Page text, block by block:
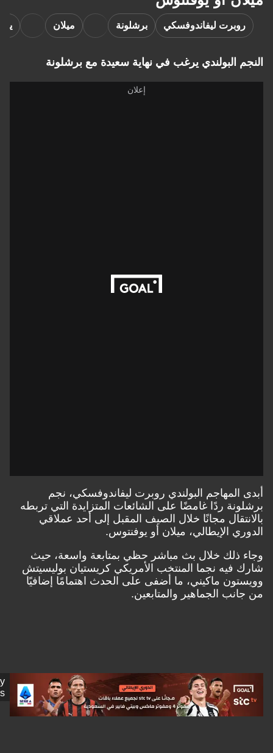
ليفاندوفسكي برشلونة يوفنتوس
البولندي يرغب في نهاية سعيدة مع برشلونة
البولندي روبرت ليفاندوفسكي، نجم
ردًا غامضًا على الشائعات المتزايدة التي تربطه
مجانًا خلال الصيف المقبل إلى أحد عملاقي
الإيطالي، ميلان أو يوفنتوس.
ذلك خلال بث مباشر حظي بمتابعة واسعة، حيث
نجما المنتخب الأمريكي كريستيان بوليسيتش
ماكيني، ما أضفى على الحدث اهتمامًا إضافيًا
الجماهير والمتابعين.
Getty
Images